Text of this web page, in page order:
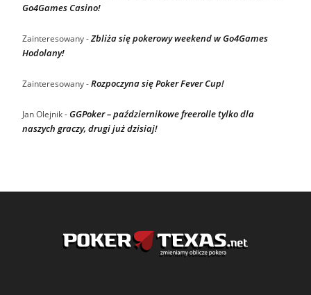
Go4Games Casino!
Zainteresowany-Zbliża się pokerowy weekend w Go4Games
Hodolany!
Zainteresowany-Rozpoczyna się Poker Fever Cup!
Jan Olejnik-GGPoker – październikowe freerolle tylko dla
naszych graczy, drugi już dzisiaj!